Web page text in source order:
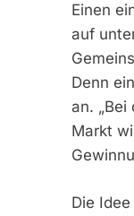
Einen
auf
Denn
an.
Markt
Die